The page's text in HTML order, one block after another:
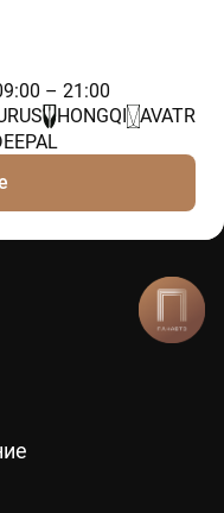
– 21:00
HONGQI
AVATR